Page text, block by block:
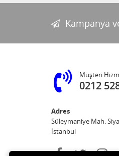
Kampanya
Müşteri
0212
Adres
Süleymaniye Mah.
İstanbul